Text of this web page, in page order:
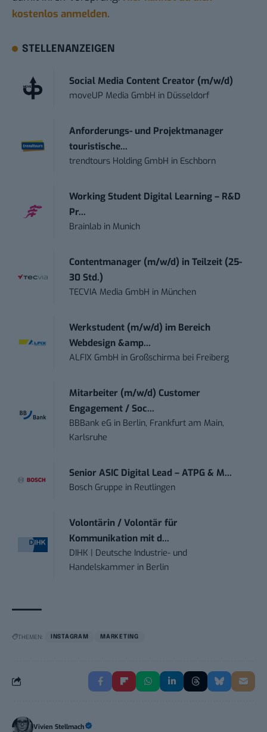
kostenlos anmelden.
STELLENANZEIGEN
Social Media Content Creator (m/w/d)
moveUP Media GmbH in Düsseldorf
Anforderungs- und Projektmanager
touristische...
trendtours Holding GmbH in Eschborn
Working Student Digital Learning – R&D
Pr...
Brainlab in Munich
Contentmanager (m/w/d) in Teilzeit (25-
30 Std.)
TECVIA Media GmbH in München
Werkstudent (m/w/d) im Bereich
Webdesign &amp...
ALFIX GmbH in Großschirma bei Freiberg
Mitarbeiter (m/w/d) Customer
Engagement / Soc...
BBBank eG in Berlin, Frankfurt am Main,
Karlsruhe
Senior ASIC Digital Lead – ATPG & M...
Bosch Gruppe in Reutlingen
Volontärin / Volontär für
Kommunikation mit d...
DIHK | Deutsche Industrie- und
Handelskammer in Berlin
THEMEN: INSTAGRAM MARKETING
Vivien Stellmach